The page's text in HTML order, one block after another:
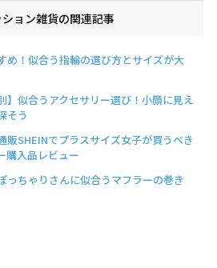
ョン雑貨の関連記事
め！似合う指輪の選び方とサイズが大
】似合うアクセサリー選び！小顔に見え
そう
販SHEINでプラスサイズ女子が買うべき
購入品レビュー
っちゃりさんに似合うマフラーの巻き